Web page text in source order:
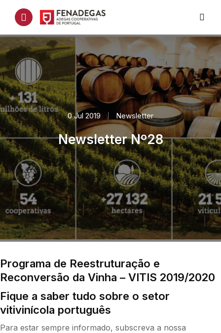
0 Jul 2019 Newsletter
Newsletter Nº28
Programa de Reestruturação e
Reconversão da Vinha – VITIS 2019/2020
Fique a saber tudo sobre o setor
vitivinícola português
Para estar sempre informado, subscreva a nossa